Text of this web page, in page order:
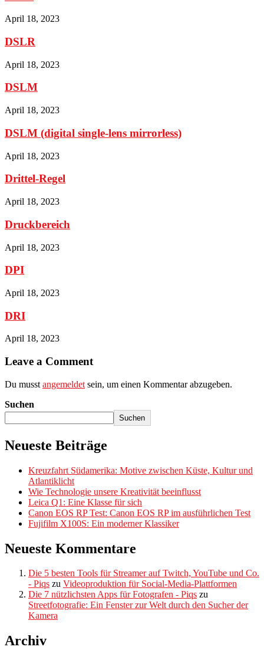
April 18, 2023
DSLR
April 18, 2023
DSLM
April 18, 2023
DSLM (digital single-lens mirrorless)
April 18, 2023
Drittel-Regel
April 18, 2023
Druckbereich
April 18, 2023
DPI
April 18, 2023
DRI
April 18, 2023
Leave a Comment
Du musst angemeldet sein, um einen Kommentar abzugeben.
Suchen
Suchen
Neueste Beiträge
Kreuzfahrt Südamerika: Motive zwischen Küste, Kultur und
Atlantiklicht
Wie Technologie unsere Kreativität beeinflusst
Leica Q1: Eine Klasse für sich
Canon EOS RP Test: Canon EOS RP im ausführlichen Test
Fujifilm X100S: Ein moderner Klassiker
Neueste Kommentare
Die 5 besten Tools für Streamer auf Twitch, YouTube und Co.
- Piqs zu Videoproduktion für Social-Media-Plattformen
Die 7 nützlichsten Apps für Fotografen - Piqs zu
Streetfotografie: Ein Fenster zur Welt durch den Sucher der
Kamera
Archiv